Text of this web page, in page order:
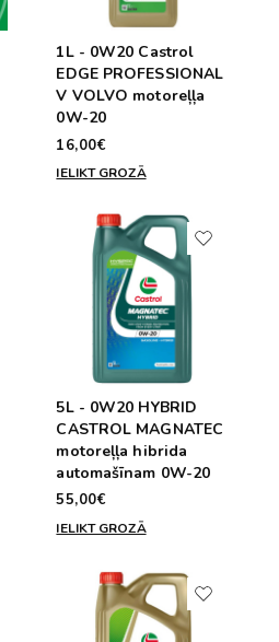
1L - 0W20 Castrol
EDGE PROFESSIONAL
V VOLVO motoreļļa
0W-20
16,00€
IELIKT GROZĀ
5L - 0W20 HYBRID
CASTROL MAGNATEC
motoreļļa hibrida
automašīnam 0W-20
55,00€
IELIKT GROZĀ